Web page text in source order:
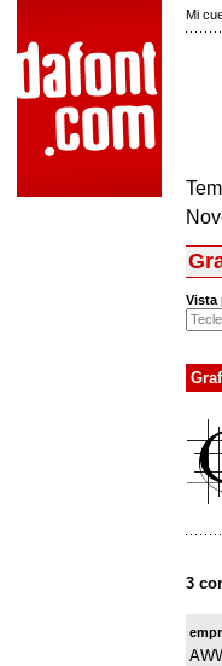
Mi
Vista
Graf
3